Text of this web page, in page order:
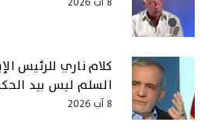
كلام ناري للرئيس
السلم ليس بيد
8 آب 2026